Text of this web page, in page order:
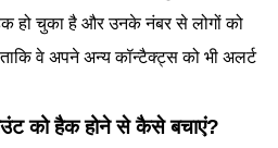
हो चुका है और उनके नंबर से लोगों को
वे अपने अन्य कॉन्टैक्ट्स को भी अलर्ट
को हैक होने से कैसे बचाएं?